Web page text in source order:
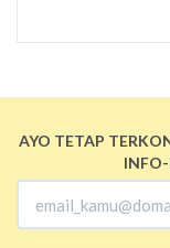
AYO TETAP